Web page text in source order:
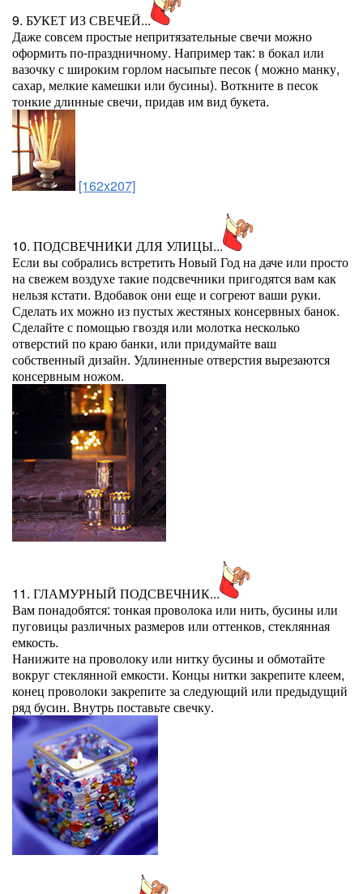
9. БУКЕТ ИЗ СВЕЧЕЙ...
Даже совсем простые непритязательные свечи можно
оформить по-праздничному. Например так: в бокал или
вазочку с широким горлом насыпьте песок ( можно манку,
сахар, мелкие камешки или бусины). Воткните в песок
тонкие длинные свечи, придав им вид букета.
[162x207]
10. ПОДСВЕЧНИКИ ДЛЯ УЛИЦЫ...
Если вы собрались встретить Новый Год на даче или просто
на свежем воздухе такие подсвечники пригодятся вам как
нельзя кстати. Вдобавок они еще и согреют ваши руки.
Сделать их можно из пустых жестяных консервных банок.
Сделайте с помощью гвоздя или молотка несколько
отверстий по краю банки, или придумайте ваш
собственный дизайн. Удлиненные отверстия вырезаются
консервным ножом.
11. ГЛАМУРНЫЙ ПОДСВЕЧНИК...
Вам понадобятся: тонкая проволока или нить, бусины или
пуговицы различных размеров или оттенков, стеклянная
емкость.
Нанижите на проволоку или нитку бусины и обмотайте
вокруг стеклянной емкости. Концы нитки закрепите клеем,
конец проволоки закрепите за следующий или предыдущий
ряд бусин. Внутрь поставьте свечку.